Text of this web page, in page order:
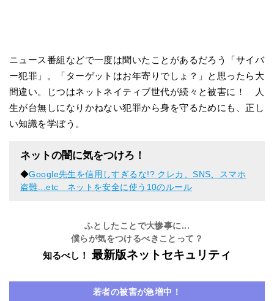
ニュース番組などで一度は聞いたことがあるだろう「サイバ
ー犯罪」。「ターゲットはお年寄りでしょ？」と思ったら大
間違い。じつはネットネイティブ世代が続々と被害に！ 人
生が台無しになりかねない犯罪から身を守るためにも、正し
い知識を学ぼう。
ネットの闇に気をつけろ！
◆Google先生を信用しすぎるな!? クレカ、SNS、スマホ
盗難...etc ネットを安全に使う10のルール
ふとしたことで大惨事に...
僕らが気をつけるべきことって？
知るべし！ 最新版ネットセキュリティ
若者の被害が急増中！